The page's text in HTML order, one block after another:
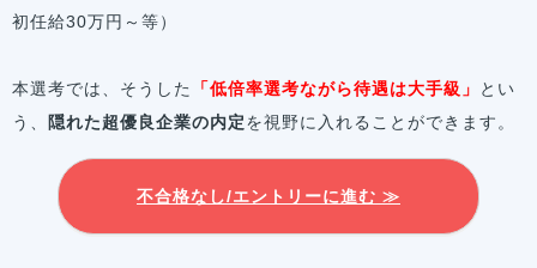
初任給30万円～等）
本選考では、そうした 「低倍率選考ながら待遇は大手級」
とい
う、
隠れた超優良企業の内定を視野に入れることができます。
不合格なし/エントリーに進む ≫